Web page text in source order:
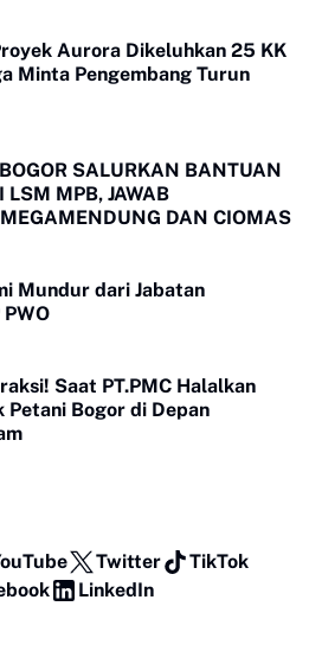
Aurora Dikeluhkan 25 KK
Minta Pengembang Turun
SALURKAN BANTUAN
LSM MPB, JAWAB
DAN CIOMAS
Mundur dari Jabatan
Saat PT.PMC Halalkan
Petani Bogor di Depan
Twitter
TikTok
LinkedIn